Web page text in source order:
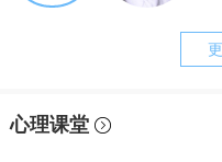
心理课堂